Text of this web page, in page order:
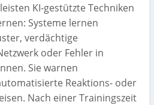
KI-gestützte Techniken
Systeme lernen
verdächtige
oder Fehler in
Sie warnen
Reaktions- oder
Nach einer Trainingszeit